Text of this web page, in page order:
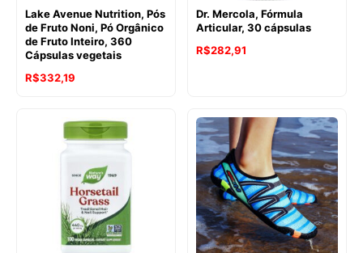
Lake Avenue Nutrition, Pós
de Fruto Noni, Pó Orgânico
de Fruto Inteiro, 360
Cápsulas vegetais
R$332,19
Dr. Mercola, Fórmula
Articular, 30 cápsulas
R$282,91